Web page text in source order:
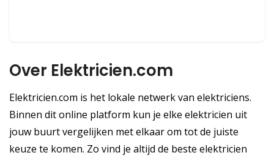
Over Elektricien.com
Elektricien.com is het lokale netwerk van elektriciens.
Binnen dit online platform kun je elke elektricien uit
jouw buurt vergelijken met elkaar om tot de juiste
keuze te komen. Zo vind je altijd de beste elektricien